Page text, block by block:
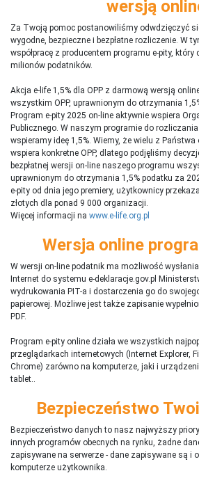
wersją
Za Twoją pomoc postanowiliśmy odwdzięczyć
wygodne, bezpieczne i bezpłatne rozliczenie. W
współpracę z producentem programu e-pity,
milionów podatników.
Akcja e-life 1,5% dla OPP z darmową wersją
wszystkim OPP, uprawnionym do otrzymania
Program e-pity 2025 on-line aktywnie wspiera
Publicznego. W naszym programie do
wspieramy ideę 1,5%. Wiemy, że wielu z
wspiera konkretne OPP, dlatego podjęliśmy
bezpłatnej wersji on-line naszego programu
uprawnionym do otrzymania 1,5% podatku za
e-pity od dnia jego premiery, użytkownicy
złotych dla ponad 9 000 organizacji.
Więcej informacji na www.e-life.org.pl
Wersja online
W wersji on-line podatnik ma możliwość
Internet do systemu e-deklaracje.gov.pl
wydrukowania PIT-a i dostarczenia go do
papierowej. Możliwe jest także zapisanie
PDF.
Program e-pity online działa we wszystkich
przeglądarkach internetowych (Internet Explorer,
Chrome) zarówno na komputerze, jaki i
tablet..
Bezpieczeństwo
Bezpieczeństwo danych to nasz najwyższy
innych programów obecnych na rynku, żadne
zapisywane na serwerze - dane zapisywane są i
komputerze użytkownika.